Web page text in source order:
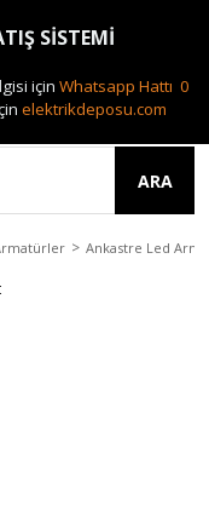
0(212) 240 87 88
ARA
Ankastre Led
SİSTEMİ
için Whatsapp Hattı 0
elektrikdeposu.com